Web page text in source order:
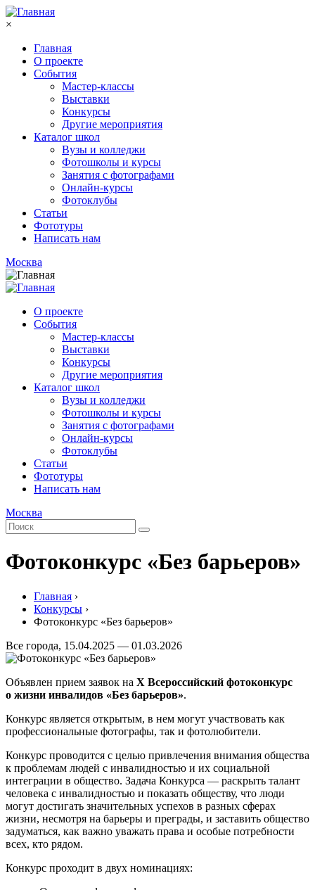
Перейти к основному содержанию
×
Главная
О проекте
События
Мастер-классы
Выставки
Конкурсы
Другие мероприятия
Каталог школ
Вузы и колледжи
Фотошколы и курсы
Занятия с фотографами
Онлайн-курсы
Фотоклубы
Статьи
Фототуры
Написать нам
Москва
О проекте
События
Мастер-классы
Выставки
Конкурсы
Другие мероприятия
Каталог школ
Вузы и колледжи
Фотошколы и курсы
Занятия с фотографами
Онлайн-курсы
Фотоклубы
Статьи
Фототуры
Написать нам
Москва
Фотоконкурс «Без барьеров»
Главная ›
Конкурсы ›
Фотоконкурс «Без барьеров»
Все города, 15.04.2025 — 01.03.2026
Объявлен прием заявок на X Всероссийский фотоконкурс
о жизни инвалидов «Без барьеров».
Конкурс является открытым, в нем могут участвовать как
профессиональные фотографы, так и фотолюбители.
Конкурс проводится с целью привлечения внимания общества
к проблемам людей с инвалидностью и их социальной
интеграции в общество. Задача Конкурса — раскрыть талант
человека с инвалидностью и показать обществу, что люди
могут достигать значительных успехов в разных сферах
жизни, несмотря на барьеры и преграды, и заставить общество
задуматься, как важно уважать права и особые потребности
всех, кто рядом.
Конкурс проходит в двух номинациях: